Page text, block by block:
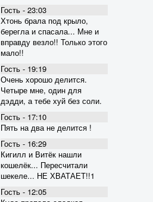
Гость - 23:03
Хтонь брала под крыло,
берегла и спасала... Мне и
вправду везло!! Только этого
мало!!
Гость - 19:19
Очень хорошо делится.
Четыре мне, один для
дэдди, а тебе хуй без соли.
Гость - 17:10
Пять на два не делится !
Гость - 16:29
Кигилл и Витёк нашли
кошелёк... Пересчитали
шекеле... НЕ ХВАТАЕТ!!1
Гость - 12:05